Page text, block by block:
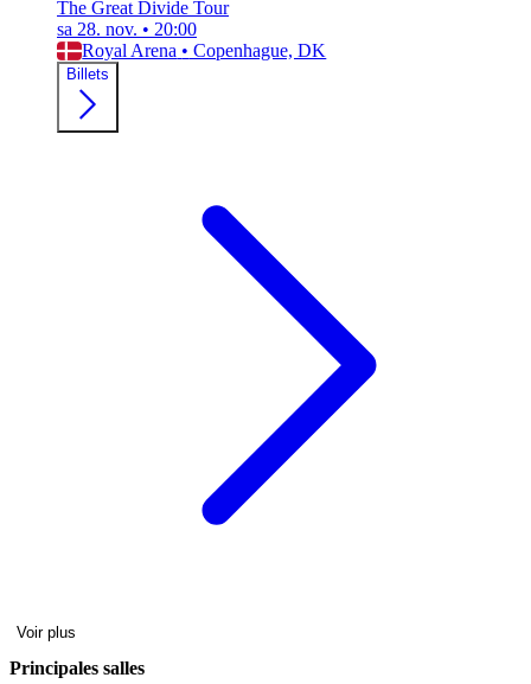
The Great Divide Tour
sa 28. nov. • 20:00
Royal Arena • Copenhague, DK
Billets
Voir plus
Principales salles